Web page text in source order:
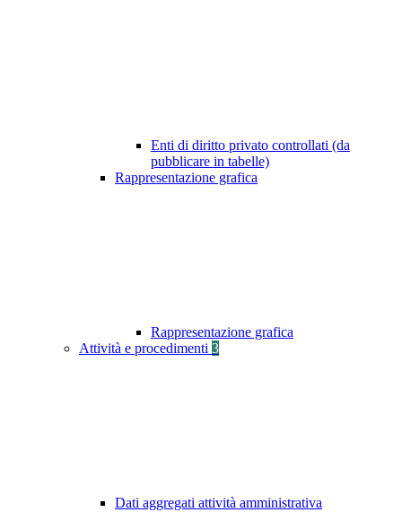
Enti di diritto privato controllati (da
pubblicare in tabelle)
Rappresentazione grafica
Rappresentazione grafica
Attività e procedimenti 3
Dati aggregati attività amministrativa